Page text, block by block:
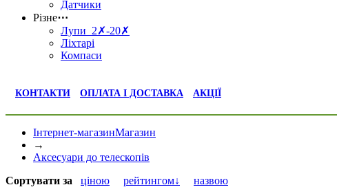
Датчики
Різне⋯
Лупи 2✗-20✗
Ліхтарі
Компаси
КОНТАКТИ ОПЛАТА І ДОСТАВКА АКЦІЇ
Інтернет-магазинМагазин
→
Аксесуари до телескопів
Сортувати за ціною рейтингом↓ назвою